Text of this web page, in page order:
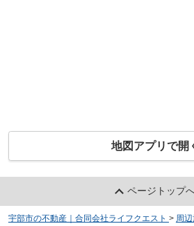
地図アプリで開
ページトップ
宇部市の不動産｜合同会社ライフクエスト > 周